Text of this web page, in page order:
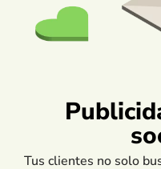
Tus clientes no solo